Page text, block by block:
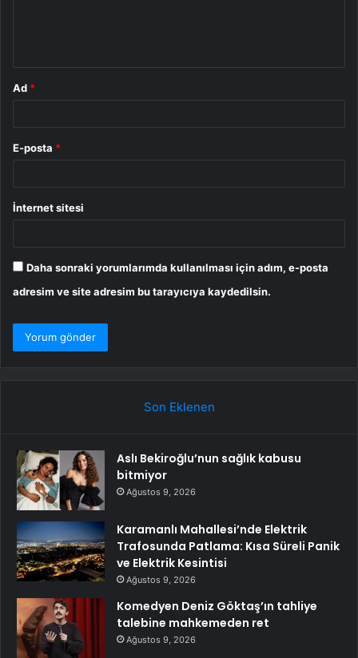
Ad *
E-posta *
İnternet sitesi
Daha sonraki yorumlarımda kullanılması için adım, e-posta
adresim ve site adresim bu tarayıcıya kaydedilsin.
Son Eklenen
Aslı Bekiroğlu’nun sağlık kabusu
bitmiyor
Ağustos 9, 2026
Karamanlı Mahallesi’nde Elektrik
Trafosunda Patlama: Kısa Süreli Panik
ve Elektrik Kesintisi
Ağustos 9, 2026
Komedyen Deniz Göktaş’ın tahliye
talebine mahkemeden ret
Ağustos 9, 2026